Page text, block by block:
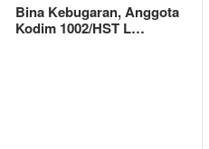
Bina Kebugaran, Anggota
Kodim 1002/HST L…